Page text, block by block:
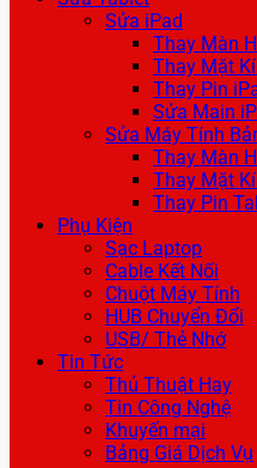
Sửa iPad
Thay Màn
Thay Mặt
Thay Pin
Sửa Main
Sửa Máy Tính
Thay Màn
Thay Mặt
Thay Pin
Phụ Kiện
Sạc Laptop
Cable Kết Nối
Chuột Máy Tính
HUB Chuyển Đổi
USB/ Thẻ Nhớ
Tin Tức
Thủ Thuật Hay
Tin Công Nghệ
Khuyến mại
Bảng Giá Dịch Vụ